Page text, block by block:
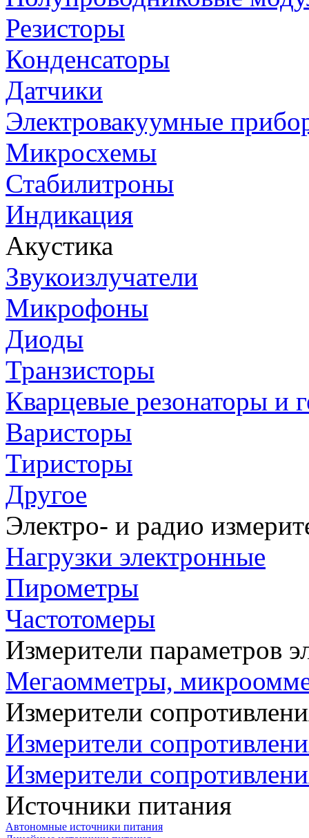
Резисторы
Конденсаторы
Датчики
Электровакуумные
Микросхемы
Стабилитроны
Индикация
Акустика
Звукоизлучатели
Микрофоны
Диоды
Транзисторы
Кварцевые резонаторы и
Варисторы
Тиристоры
Другое
Электро- и радио
Нагрузки электронные
Пирометры
Частотомеры
Измерители параметров
Мегаомметры,
Измерители
Измерители
Измерители
Источники питания
Автономные источники питания